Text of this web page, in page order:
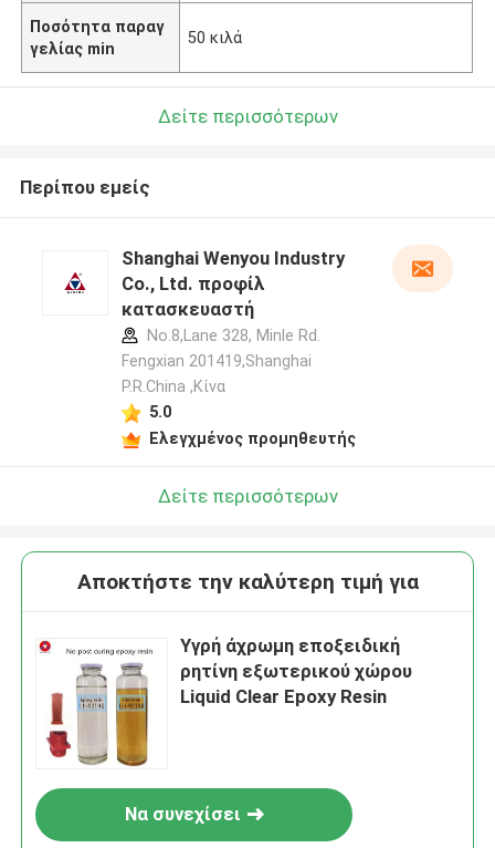
Ποσότητα παραγ
γελίας min
50 κιλά
Δείτε περισσότερων
Περίπου εμείς
Shanghai Wenyou Industry
Co., Ltd. προφίλ
κατασκευαστή
No.8,Lane 328, Minle Rd.
Fengxian 201419,Shanghai
P.R.China ,Κίνα
5.0
Ελεγχμένος προμηθευτής
Δείτε περισσότερων
Αποκτήστε την καλύτερη τιμή για
Υγρή άχρωμη εποξειδική
ρητίνη εξωτερικού χώρου
Liquid Clear Epoxy Resin
Να συνεχίσει